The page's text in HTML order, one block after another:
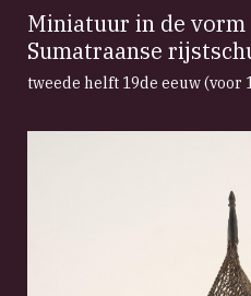
Miniatuur in de vorm
Sumatraanse
tweede helft 19de eeuw (voor